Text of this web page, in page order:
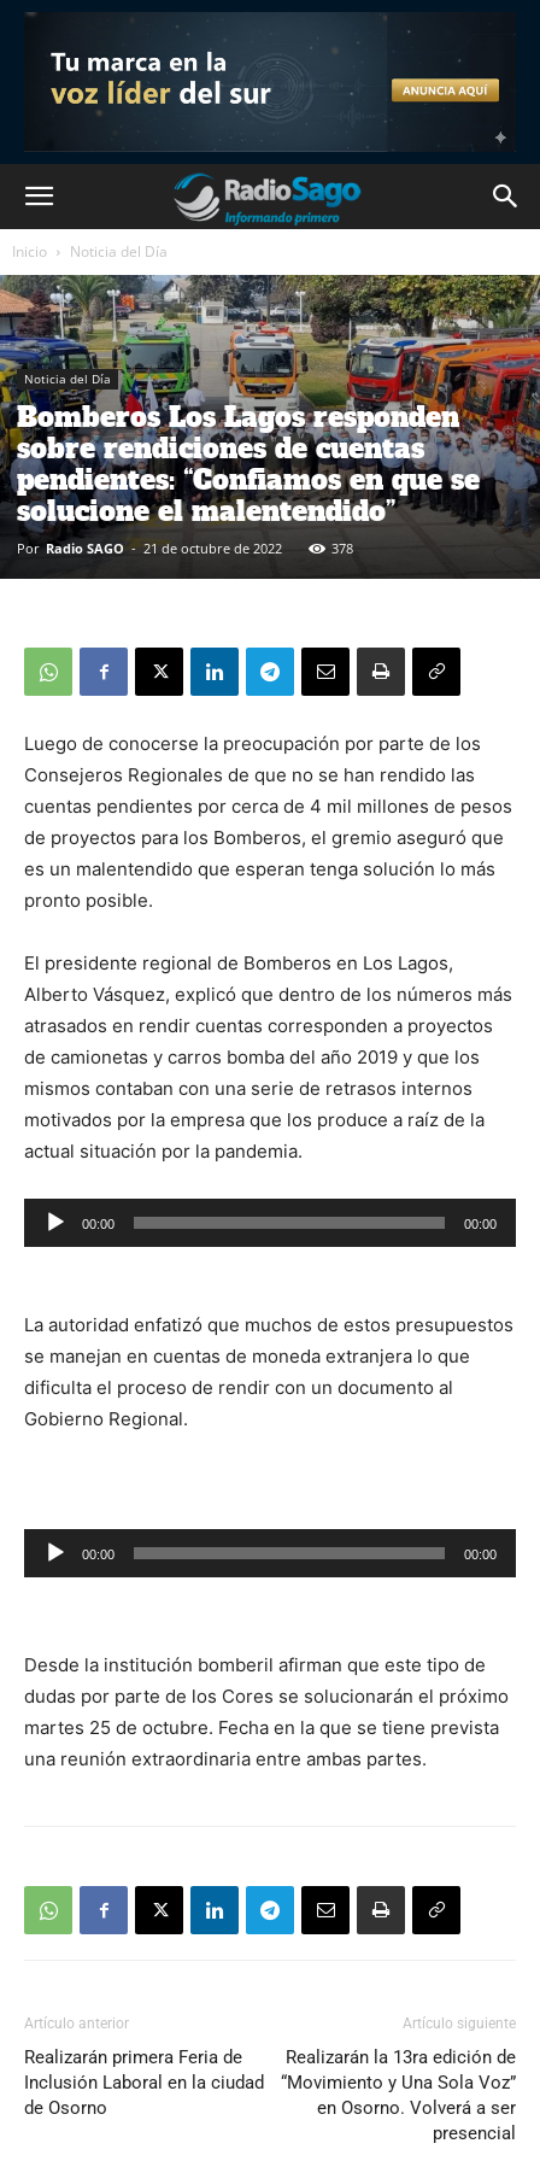
Inicio Noticia del Día
Noticia del Día
Bomberos Los Lagos responden
sobre rendiciones de cuentas
pendientes: “Confiamos en que se
solucione el malentendido”
Por Radio SAGO - 21 de octubre de 2022 378
Luego de conocerse la preocupación por parte de los
Consejeros Regionales de que no se han rendido las
cuentas pendientes por cerca de 4 mil millones de pesos
de proyectos para los Bomberos, el gremio aseguró que
es un malentendido que esperan tenga solución lo más
pronto posible.
El presidente regional de Bomberos en Los Lagos,
Alberto Vásquez, explicó que dentro de los números más
atrasados en rendir cuentas corresponden a proyectos
de camionetas y carros bomba del año 2019 y que los
mismos contaban con una serie de retrasos internos
motivados por la empresa que los produce a raíz de la
actual situación por la pandemia.
Reproductor
de
00:00 00:00
La autoridad enfatizó que muchos de estos presupuestos
se manejan en cuentas de moneda extranjera lo que
dificulta el proceso de rendir con un documento al
Gobierno Regional.
Reproductor
de
00:00 00:00
Desde la institución bomberil afirman que este tipo de
dudas por parte de los Cores se solucionarán el próximo
martes 25 de octubre. Fecha en la que se tiene prevista
una reunión extraordinaria entre ambas partes.
Artículo anterior
Realizarán primera Feria de
Inclusión Laboral en la ciudad
de Osorno
Artículo siguiente
Realizarán la 13ra edición de
“Movimiento y Una Sola Voz”
en Osorno. Volverá a ser
presencial